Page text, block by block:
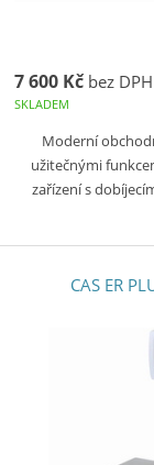
7 600 Kč bez DPH
SKLADEM
Moderní
užitečnými
zařízení s
CAS ER